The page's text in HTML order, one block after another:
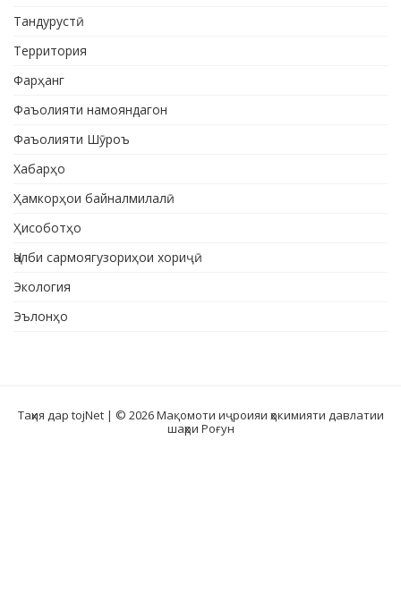
Тандурустӣ
Территория
Фарҳанг
Фаъолияти намояндагон
Фаъолияти Шӯроъ
Хабарҳо
Ҳамкорҳои байналмилалӣ
Ҳисоботҳо
Ҷалби сармоягузориҳои хориҷӣ
Экология
Эълонҳо
Таҳия дар tojNet | © 2026 Мақомоти иҷроияи ҳокимияти давлатии
шаҳри Роғун